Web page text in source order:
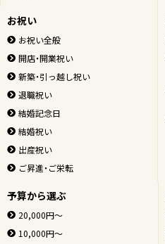
お祝い
お祝い全般
開店・開業祝い
新築・引っ越し祝い
退職祝い
結婚記念日
結婚祝い
出産祝い
ご昇進・ご栄転
予算から選ぶ
20,000円～
10,000円～